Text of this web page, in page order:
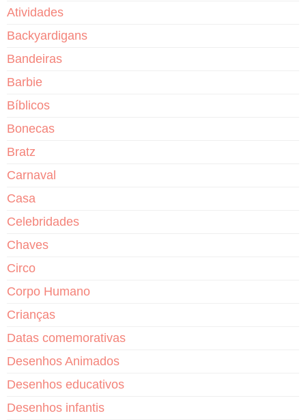
Atividades
Backyardigans
Bandeiras
Barbie
Bíblicos
Bonecas
Bratz
Carnaval
Casa
Celebridades
Chaves
Circo
Corpo Humano
Crianças
Datas comemorativas
Desenhos Animados
Desenhos educativos
Desenhos infantis